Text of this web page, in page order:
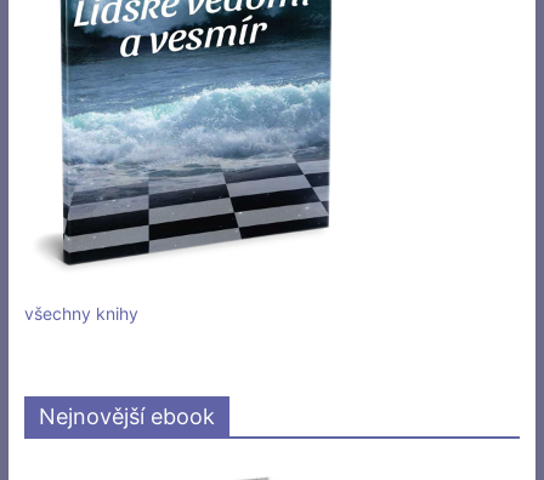
všechny knihy
Nejnovější ebook